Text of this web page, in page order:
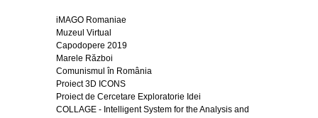
iMAGO Romaniae
Muzeul Virtual
Capodopere 2019
Marele Război
Comunismul în România
Proiect 3D ICONS
Proiect de Cercetare Exploratorie Idei
COLLAGE - Intelligent System for the Analysis and